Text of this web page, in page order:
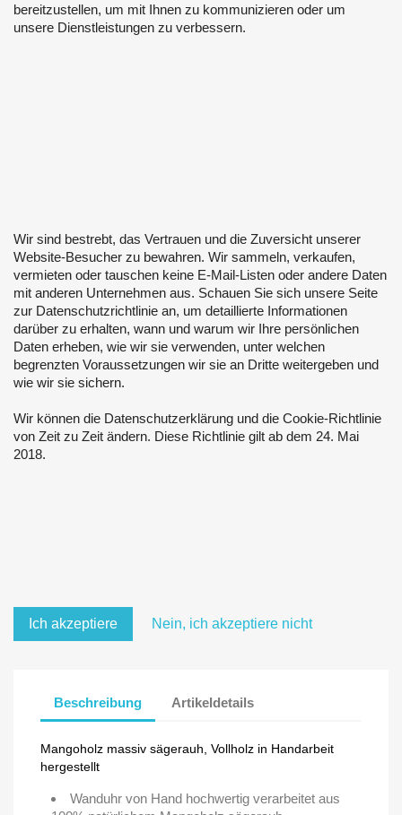
bereitzustellen, um mit Ihnen zu kommunizieren oder um
unsere Dienstleistungen zu verbessern.
Wir sind bestrebt, das Vertrauen und die Zuversicht unserer
Website-Besucher zu bewahren. Wir sammeln, verkaufen,
vermieten oder tauschen keine E-Mail-Listen oder andere Daten
mit anderen Unternehmen aus. Schauen Sie sich unsere Seite
zur Datenschutzrichtlinie an, um detaillierte Informationen
darüber zu erhalten, wann und warum wir Ihre persönlichen
Daten erheben, wie wir sie verwenden, unter welchen
begrenzten Voraussetzungen wir sie an Dritte weitergeben und
wie wir sie sichern.
Wir können die Datenschutzerklärung und die Cookie-Richtlinie
von Zeit zu Zeit ändern. Diese Richtlinie gilt ab dem 24. Mai
2018.
Ich akzeptiere Nein, ich akzeptiere nicht
Beschreibung Artikeldetails
Mangoholz massiv sägerauh, Vollholz in Handarbeit
hergestellt
Wanduhr von Hand hochwertig verarbeitet aus